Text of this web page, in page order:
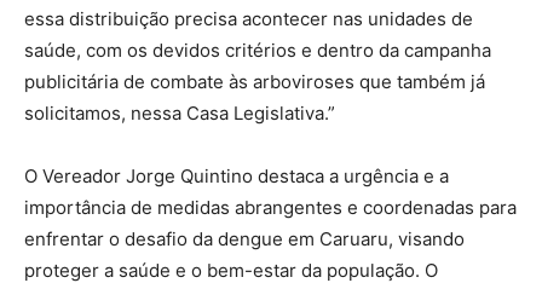
essa distribuição precisa acontecer nas unidades de
saúde, com os devidos critérios e dentro da campanha
publicitária de combate às arboviroses que também já
solicitamos, nessa Casa Legislativa.”
O Vereador Jorge Quintino destaca a urgência e a
importância de medidas abrangentes e coordenadas para
enfrentar o desafio da dengue em Caruaru, visando
proteger a saúde e o bem-estar da população. O